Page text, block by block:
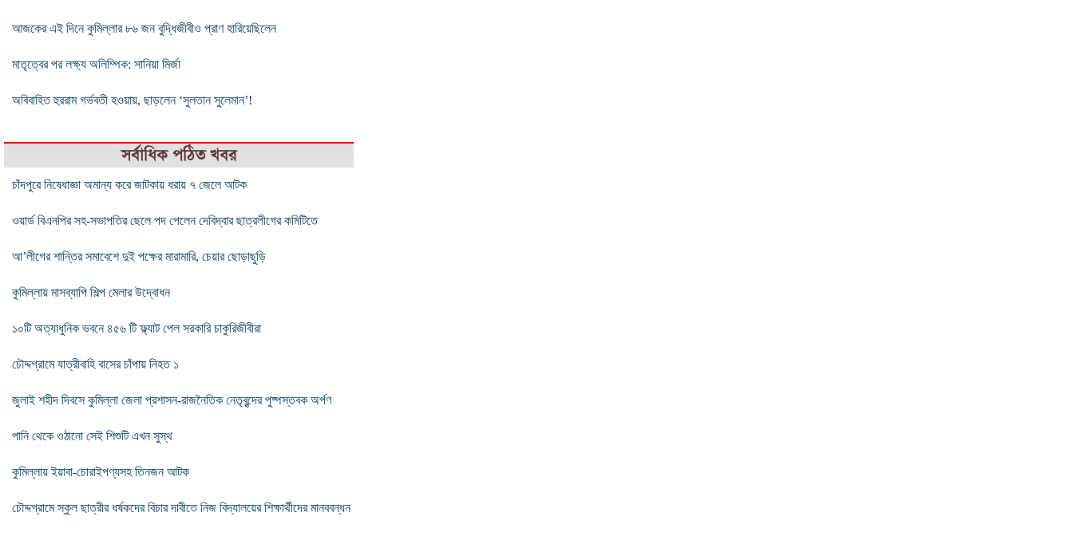
আজকের এই দিনে কুমিল্লার ৮৬ জন বুদ্ধিজীবীও প্রাণ হারিয়েছিলেন
মাতৃত্বের পর লক্ষ্য অলিম্পিক: সানিয়া মির্জা
অবিবাহিত হুররাম গর্ভবতী হওয়ায়, ছাড়লেন ‘সুলতান সুলেমান’!
সর্বাধিক পঠিত খবর
চাঁদপুরে নিষেধাজ্ঞা অমান্য করে জাটকায় ধরায় ৭ জেলে আটক
ওয়ার্ড বিএনপির সহ-সভাপতির ছেলে পদ পেলেন দেবিদ্বার ছাত্রলীগের কমিটিতে
আ’লীগের শান্তির সমাবেশে দুই পক্ষের মারামারি, চেয়ার ছোড়াছুড়ি
কুমিল্লায় মাসব্যাপি শিল্প মেলার উদ্বোধন
১০টি অত্যাধুনিক ভবনে ৪৫৬ টি ফ্ল্যাট পেল সরকারি চাকুরিজীবীরা
চৌদ্দগ্রামে যাত্রীবাহি বাসের চাঁপায় নিহত ১
জুলাই শহীদ দিবসে কুমিল্লা জেলা প্রশাসন-রাজনৈতিক নেতৃবৃন্দের পুষ্পস্তবক অর্পণ
পানি থেকে ওঠানো সেই শিশুটি এখন সুস্থ
কুমিল্লায় ইয়াবা-চোরাইপণ্যসহ তিনজন আটক
চৌদ্দগ্রামে স্কুল ছাত্রীর ধর্ষকদের বিচার দাবীতে নিজ বিদ্যালয়ের শিক্ষার্থীদের মানববন্ধন